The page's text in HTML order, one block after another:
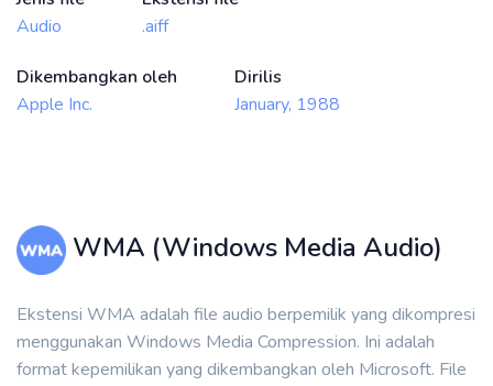
Audio
.aiff
Dikembangkan oleh
Apple Inc.
Dirilis
January, 1988
WMA (Windows Media Audio)
Ekstensi WMA adalah file audio berpemilik yang dikompresi
menggunakan Windows Media Compression. Ini adalah
format kepemilikan yang dikembangkan oleh Microsoft. File